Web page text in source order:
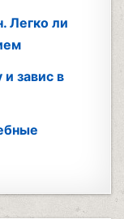
Легко ли
завис в